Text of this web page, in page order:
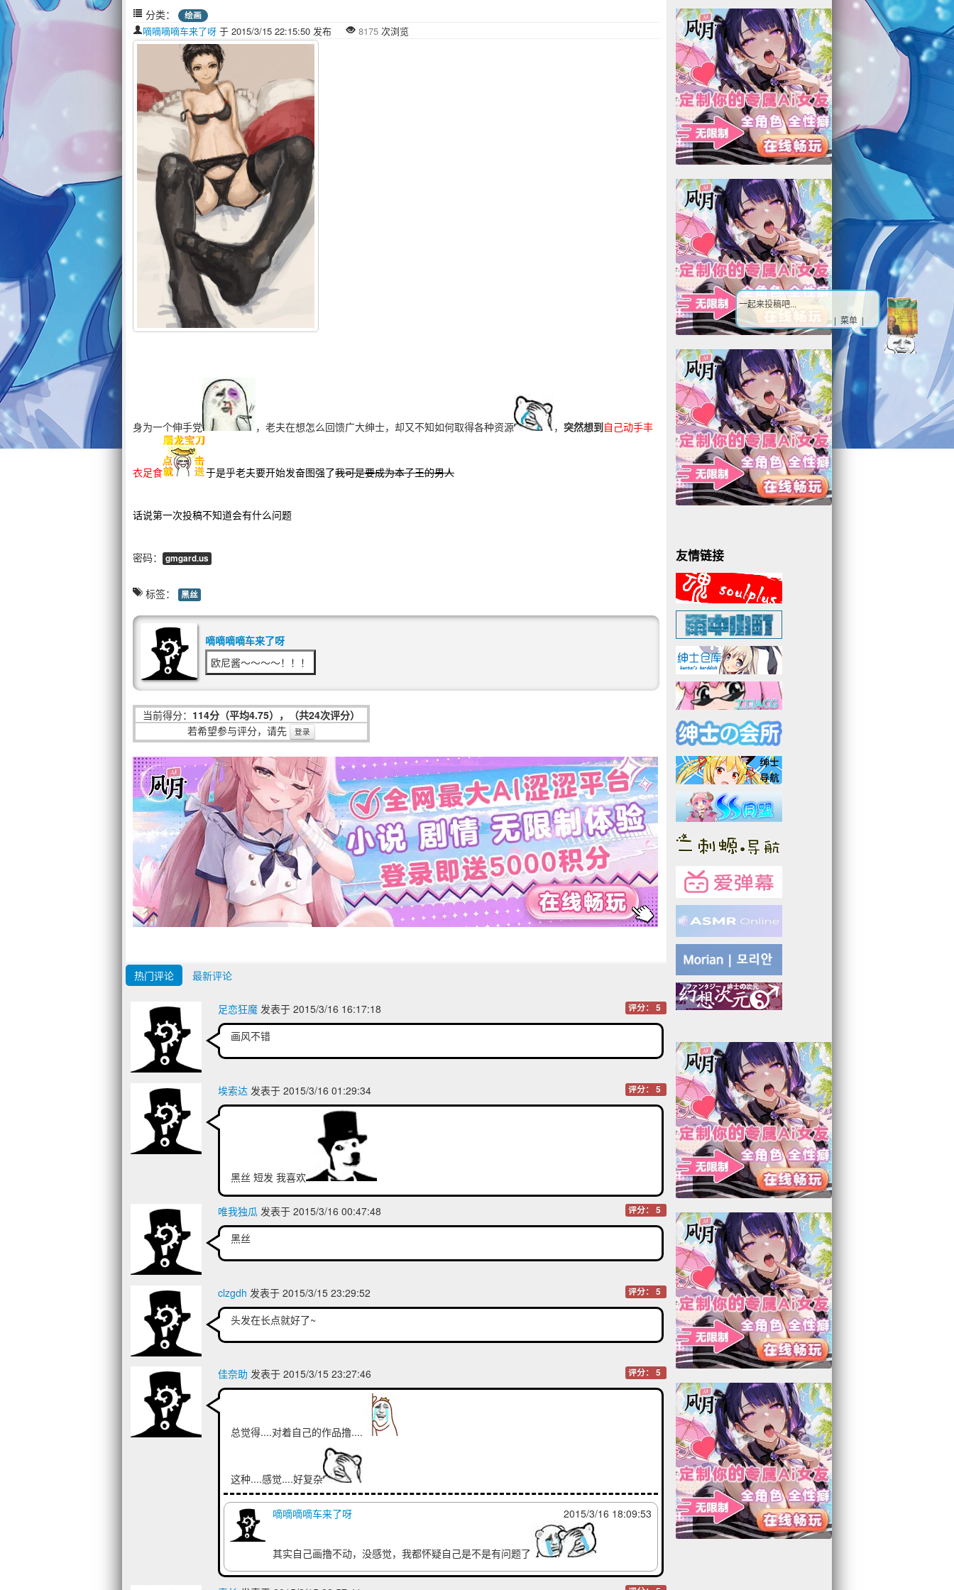
分类： 绘画
嘀嘀嘀嘀车来了呀 于 2015/3/15 22:15:50 发布 8175 次浏览
身为一个伸手党 ，老夫在想怎么回馈广大绅士，却又不知如何取得各种资源 ， 突然想到自己动手丰
衣足食 于是乎老夫要开始发奋图强了我可是要成为本子王的男人
话说第一次投稿不知道会有什么问题
密码： gmgard.us
标签： 黑丝
嘀嘀嘀嘀车来了呀
欧尼酱～～～～！！！
当前得分： 114分（平均4.75），（共24次评分）
若希望参与评分，请先
登录
热门评论 最新评论
足恋狂魔发表于 2015/3/16 16:17:18 评分： 5
画风不错
埃索达发表于 2015/3/16 01:29:34 评分： 5
黑丝 短发 我喜欢
唯我独瓜 发表于 2015/3/16 00:47:48 评分： 5
黑丝
clzgdh 发表于 2015/3/15 23:29:52 评分： 5
头发在长点就好了~
佳奈助 发表于 2015/3/15 23:27:46 评分： 5
总觉得....对着自己的作品撸....
这种....感觉....好复杂
2015/3/16 18:09:53
嘀嘀嘀嘀车来了呀
其实自己画撸不动，没感觉，我都怀疑自己是不是有问题了
友情链接
一起来投稿吧...
| 菜单 |